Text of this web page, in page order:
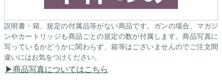
説明書・箱、規定の付属品等がない商品です。ガンの場合、マガジ
ンやカートリッジも商品ごとの規定の数が付属します。商品写真に
写っているかどうかに関わらず、箱等はございませんのでご注文間
違いにはお気をつけください。
商品写真についてはこちら